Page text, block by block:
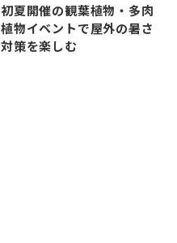
初夏開催の観葉植物・多肉
植物イベントで屋外の暑さ
対策を楽しむ